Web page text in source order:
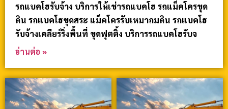
รถแบคโฮรับจ้าง บริการให้เช่ารถแบคโฮ รถแม็คโครขุด
ดิน รถแบคโฮขุดสระ แม็คโครรับเหมาถมดิน รถแบคโฮ
รับจ้างเคลียร์ริ่งพื้นที่ ขุดฟุตติ้ง บริการรถแบคโฮรับจ
อ่านต่อ »